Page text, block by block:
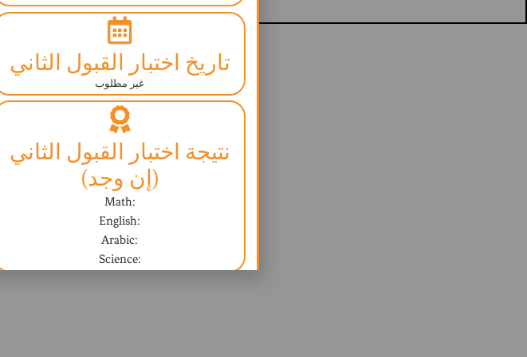
تاريخ اختبار القبول الثاني
غير مطلوب
نتيجة اختبار القبول الثاني
(إن وجد)
Math:
English:
Arabic:
Science: